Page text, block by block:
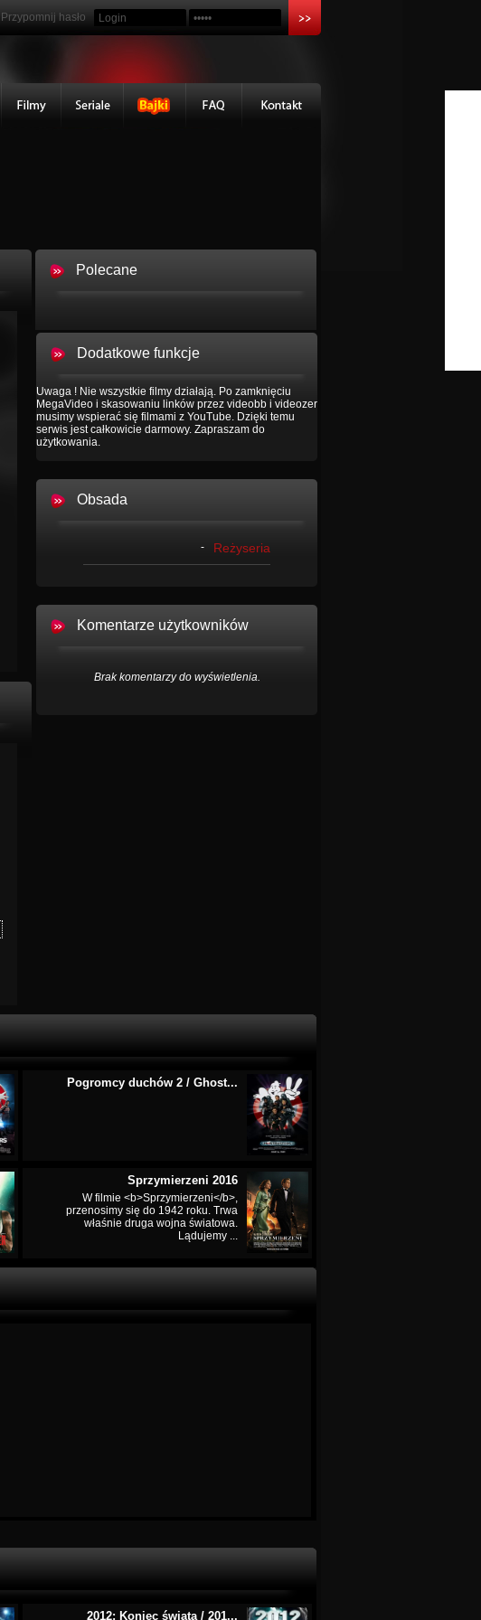
Przypomnij hasło
Polecane
Dodatkowe funkcje
Uwaga ! Nie wszystkie filmy działają. Po zamknięciu
MegaVideo i skasowaniu linków przez videobb i videozer
musimy wspierać się filmami z YouTube. Dzięki temu
serwis jest całkowicie darmowy. Zapraszam do
użytkowania.
Obsada
- Reżyseria
Komentarze użytkowników
Brak komentarzy do wyświetlenia.
Pogromcy duchów 2 / Ghost...
Sprzymierzeni 2016
W filmie <b>Sprzymierzeni</b>,
przenosimy się do 1942 roku. Trwa
właśnie druga wojna światowa.
Lądujemy ...
2012: Koniec świata / 201...